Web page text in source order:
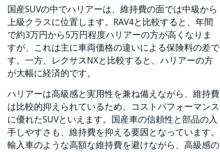
国産SUVの中でハリアーは、維持費の面では中級から
上級クラスに位置します。RAV4と比較すると、年間
で約3万円から5万円程度ハリアーの方が高くなりま
すが、これは主に車両価格の違いによる保険料の差で
す。一方、レクサスNXと比較すると、ハリアーの方
が大幅に経済的です。
ハリアーは高級感と実用性を兼ね備えながら、維持費
は比較的抑えられているため、コストパフォーマンス
に優れたSUVといえます。国産車の信頼性と部品の入
手しやすさも、維持費を抑える要因となっています。
輸入車のような高額な維持費を避けながら、高級感の